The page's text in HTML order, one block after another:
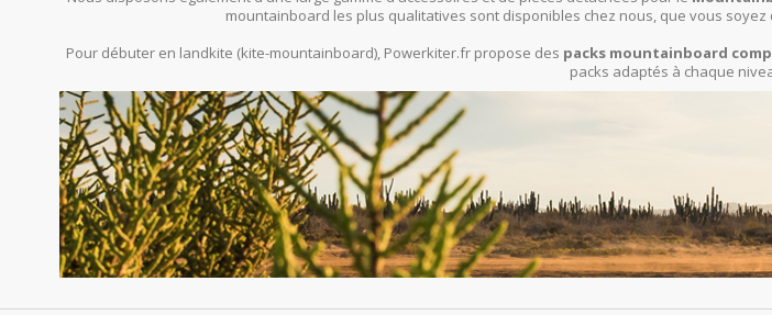
mountainboard les plus qualitatives sont disponibles chez nous, que vous
Pour débuter en landkite (kite-mountainboard), Powerkiter.fr propose des packs mountainboard
packs adaptés à chaque